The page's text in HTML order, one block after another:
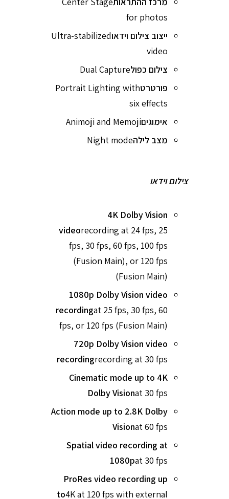
for photos
ייצוב צילום וידאוUltra-stabilized
video
צילום כפולDual Capture
פורטרטPortrait Lighting with
six effects
אימוגיםAnimoji and Memoji
מצב לילהNight mode
צילום וידאו
4K Dolby Vision
videorecording at 24 fps, 25
fps, 30 fps, 60 fps, 100 fps
(Fusion Main), or 120 fps
(Fusion Main)
1080p Dolby Vision video
recordingat 25 fps, 30 fps, 60
fps, or 120 fps (Fusion Main)
720p Dolby Vision video
recordingrecording at 30 fps
Cinematic mode up to 4K
Dolby Visionat 30 fps
Action mode up to 2.8K Dolby
Visionat 60 fps
Spatial video recording at
1080pat 30 fps
ProRes video recording up
to4K at 120 fps with external